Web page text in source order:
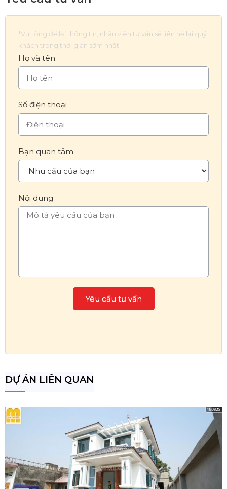
*Vui lòng để lại thông tin, nhân viên tư vấn sẽ liên hệ lại quý
khách trong thời gian sớm nhất
Họ và tên
Số điện thoại
Bạn quan tâm
Nội dung
DỰ ÁN LIÊN QUAN